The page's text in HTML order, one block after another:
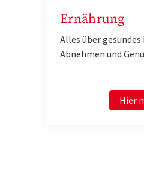
Ernährung
Alles über gesundes
Abnehmen und
Hier